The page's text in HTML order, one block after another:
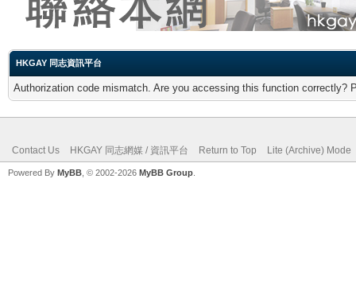
HKGAY 同志資訊平台
Authorization code mismatch. Are you accessing this function correctly?
Contact Us HKGAY 同志網媒 / 資訊平台 Return to Top Lite (Archive) Mode
Powered By MyBB , © 2002-2026 MyBB Group